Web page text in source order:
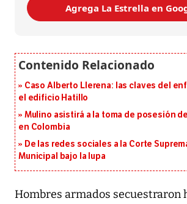
Agrega La Estrella en
Caso Alberto Llerena: las claves del
el edificio Hatillo
Mulino asistirá a la toma de posesión
en Colombia
De las redes sociales a la Corte
Municipal bajo la lupa
Hombres armados secuestraron